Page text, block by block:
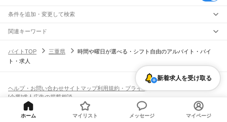
条件を追加・変更して検索
市区町村を追加・変更
三重県すべて
津市
多気郡
駅を追加・変更
南四日市駅 河原田駅 河曲駅加佐登駅
JR関西本線(亀山～加茂)
亀山駅関駅 新堂駅 伊賀上野駅 島ケ原駅
JR紀勢本線
職種を追加・変更
飲食・フードサービスすべて
ホールスタッフキッチンスタッフ
パン屋（ベーカリー）
フードカウンター販売員
バー（BAR）・バーテンダー
飲食店補助（開店・閉店準備）
飲食店（店長・マネージャー）
営業・販売
人気
日払いOK
学生歓迎 髪型・髪色自由
ネイルOK
ピアスOK
オープニングスタッフ
留学生・外国人活躍中
雇用形態を追加・変更
アルバイト・パート
都道府県を変更
関連キーワード
三重県 時間や曜日が選べる・シフト自由 車
三重県 時間や曜日が選べる・シフト自由 新聞配達
バイトTOP 三重県
時間や曜日が選べる・シフト自由のアルバイト・バイ
ト・求人
新着求人を受け取る
ヘルプ・お問い合わせサイトマップ利用規約・プライバシーポリシー
[企業]求人広告の掲載相談
ホーム マイリスト メッセージ マイページ